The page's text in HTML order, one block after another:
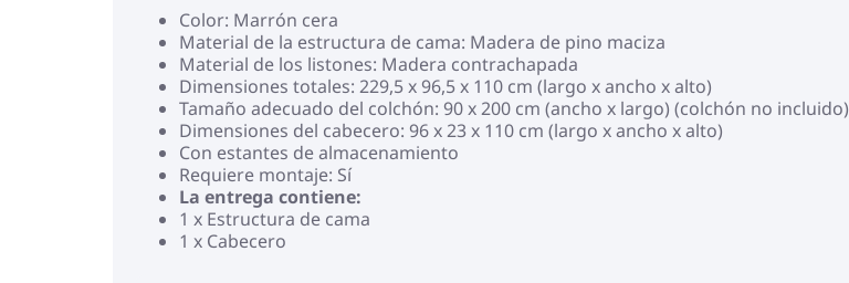
Color: Marrón cera
Material de la estructura de cama: Madera de pino maciza
Material de los listones: Madera contrachapada
Dimensiones totales: 229,5 x 96,5 x 110 cm (largo x ancho x alto)
Tamaño adecuado del colchón: 90 x 200 cm (ancho x largo) (colchón no incluido)
Dimensiones del cabecero: 96 x 23 x 110 cm (largo x ancho x alto)
Con estantes de almacenamiento
Requiere montaje: Sí
La entrega contiene:
1 x Estructura de cama
1 x Cabecero